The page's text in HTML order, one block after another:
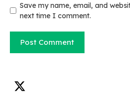
Save my name, email, and
next time I comment.